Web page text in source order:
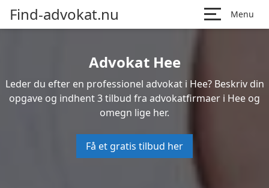
Find-advokat.nu Menu
Advokat Hee
Leder du efter en professionel advokat i Hee? Beskriv din
opgave og indhent 3 tilbud fra advokatfirmaer i Hee og
omegn lige her.
Få et gratis tilbud her